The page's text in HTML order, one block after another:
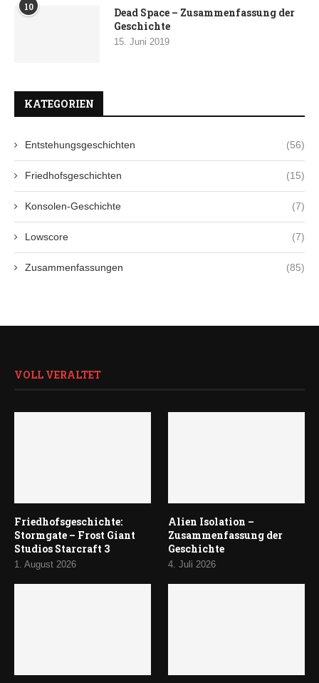
10
Dead Space – Zusammenfassung der
Geschichte
15. Juni 2019
KATEGORIEN
Entstehungsgeschichten (56)
Friedhofsgeschichten (15)
Konsolen-Geschichte (7)
Lowscore (7)
Zusammenfassungen (85)
VOLL VERALTET
Friedhofsgeschichte:
Stormgate – Frost Giant
Studios Starcraft 3
1. August 2026
Alien Isolation –
Zusammenfassung der
Geschichte
4. Juli 2026